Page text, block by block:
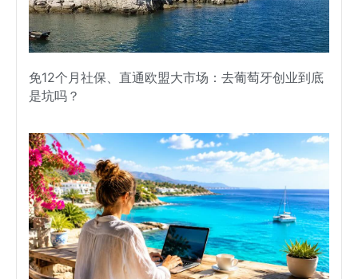
免12个月社保、直通欧盟大市场：去葡萄牙创业到底
是坑吗？